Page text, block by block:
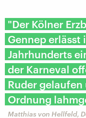
"Der Kölner
Gennep erlässt
Jahrhunderts
der Karneval
Ruder
Ordnung
Matthias von Hellfeld,